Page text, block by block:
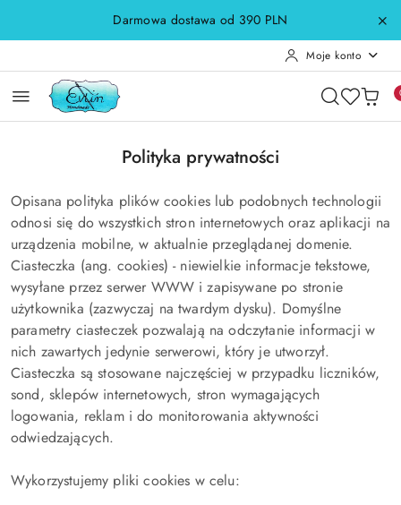
Przejdź do treści głównej
Przejdź do wyszukiwarki
Przejdź do moje konto
Przejdź do menu głównego
Przejdź do stopkiDarmowa dostawa od 390 PLN
Moje konto
Polityka prywatności
Opisana polityka plików cookies lub podobnych technologii
odnosi się do wszystkich stron internetowych oraz aplikacji na
urządzenia mobilne, w aktualnie przeglądanej domenie.
Ciasteczka (ang. cookies) - niewielkie informacje tekstowe,
wysyłane przez serwer WWW i zapisywane po stronie
użytkownika (zazwyczaj na twardym dysku). Domyślne
parametry ciasteczek pozwalają na odczytanie informacji w
nich zawartych jedynie serwerowi, który je utworzył.
Ciasteczka są stosowane najczęściej w przypadku liczników,
sond, sklepów internetowych, stron wymagających
logowania, reklam i do monitorowania aktywności
odwiedzających.
Wykorzystujemy pliki cookies w celu: